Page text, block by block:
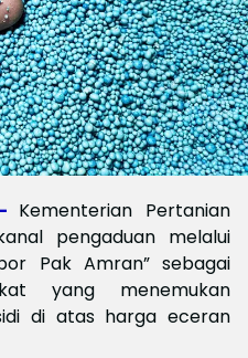
Kementerian Pertanian
pengaduan melalui
Pak Amran” sebagai
yang menemukan
di atas harga eceran